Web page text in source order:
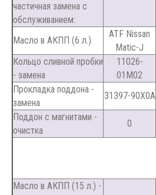
частичная замена с
обслуживанием:
Масло в АКПП (6 л.)
ATF Nissan
Matic-J
Кольцо сливной пробки
- замена
11026-
01M02
Прокладка поддона -
замена
31397-90X0A
Поддон с магнитами -
очистка
0
Масло в АКПП (15 л.) -